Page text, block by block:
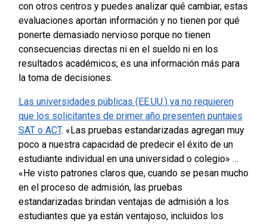
con otros centros y puedes analizar qué cambiar, estas
evaluaciones aportan información y no tienen por qué
ponerte demasiado nervioso porque no tienen
consecuencias directas ni en el sueldo ni en los
resultados académicos; es una información más para
la toma de decisiones.
Las universidades públicas (EE.UU.) ya no requieren
que los solicitantes de primer año presenten puntajes
SAT o ACT. «Las pruebas estandarizadas agregan muy
poco a nuestra capacidad de predecir el éxito de un
estudiante individual en una universidad o colegio» …
«He visto patrones claros que, cuando se pesan mucho
en el proceso de admisión, las pruebas
estandarizadas brindan ventajas de admisión a los
estudiantes que ya están ventajoso, incluidos los